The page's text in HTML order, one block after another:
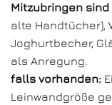
Mitzubringen sind
alte Handtücher),
Joghurtbecher,
als Anregung.
falls vorhanden:
Leinwandgröße